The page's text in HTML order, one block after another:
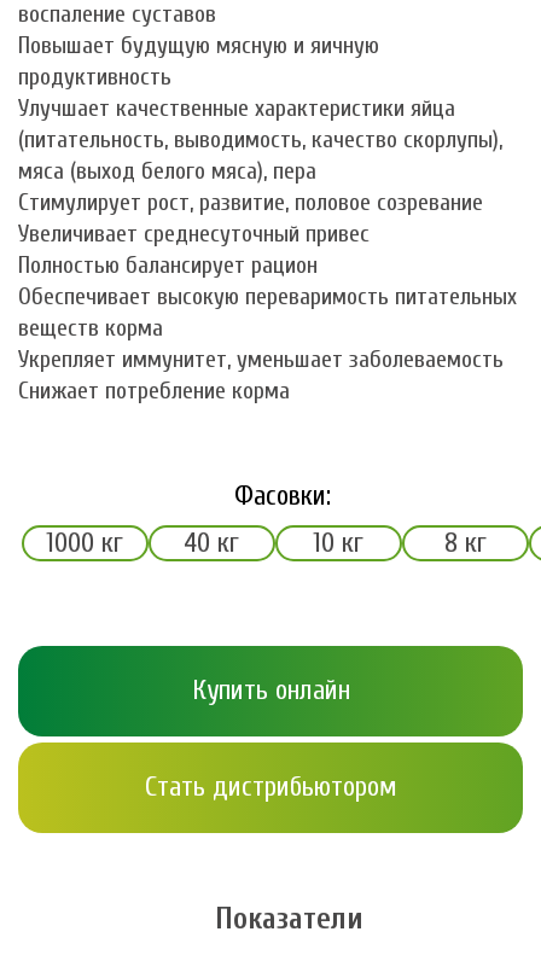
воспаление суставов
Повышает будущую мясную и яичную
продуктивность
Улучшает качественные характеристики яйца
(питательность, выводимость, качество скорлупы),
мяса (выход белого мяса), пера
Стимулирует рост, развитие, половое созревание
Увеличивает среднесуточный привес
Полностью балансирует рацион
Обеспечивает высокую переваримость питательных
веществ корма
Укрепляет иммунитет, уменьшает заболеваемость
Снижает потребление корма
Фасовки:
1000 кг
40 кг 10 кг 8 кг
Купить онлайн
Стать дистрибьютором
Показатели